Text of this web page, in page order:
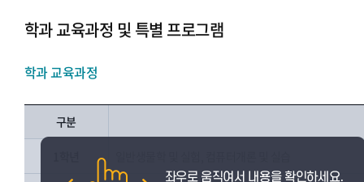
학과 교육과정 및 특별 프로그램
학과 교육과정
구분